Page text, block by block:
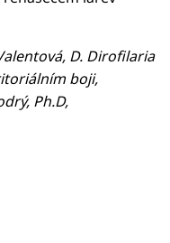
D. Dirofilaria
boji,
Ph.D,